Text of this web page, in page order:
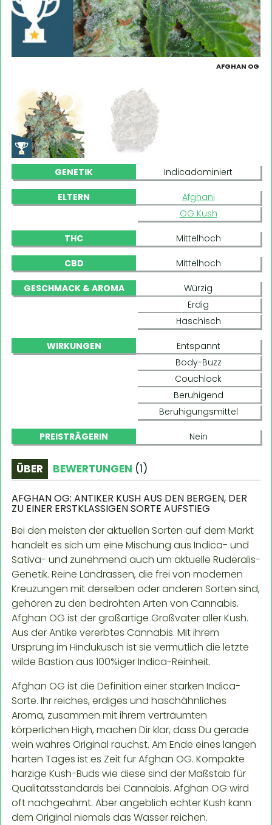
AFGHAN OG
GENETIK Indicadominiert
ELTERN
Afghani
OG Kush
THC Mittelhoch
CBD Mittelhoch
GESCHMACK & AROMA
Würzig
Erdig
Haschisch
WIRKUNGEN
Entspannt
Body-Buzz
Couchlock
Beruhigend
Beruhigungsmittel
PREISTRÄGERIN Nein
ÜBER BEWERTUNGEN (1)
AFGHAN OG: ANTIKER KUSH AUS DEN BERGEN, DER
ZU EINER ERSTKLASSIGEN SORTE AUFSTIEG
Bei den meisten der aktuellen Sorten auf dem Markt
handelt es sich um eine Mischung aus Indica- und
Sativa- und zunehmend auch um aktuelle Ruderalis-
Genetik. Reine Landrassen, die frei von modernen
Kreuzungen mit derselben oder anderen Sorten sind,
gehören zu den bedrohten Arten von Cannabis.
Afghan OG ist der großartige Großvater aller Kush.
Aus der Antike vererbtes Cannabis. Mit ihrem
Ursprung im Hindukusch ist sie vermutlich die letzte
wilde Bastion aus 100%iger Indica-Reinheit.
Afghan OG ist die Definition einer starken Indica-
Sorte. Ihr reiches, erdiges und haschähnliches
Aroma, zusammen mit ihrem verträumten
körperlichen High, machen Dir klar, dass Du gerade
wein wahres Original rauchst. Am Ende eines langen
harten Tages ist es Zeit für Afghan OG. Kompakte
harzige Kush-Buds wie diese sind der Maßstab für
Qualitätsstandards bei Cannabis. Afghan OG wird
oft nachgeahmt. Aber angeblich echter Kush kann
dem Original niemals das Wasser reichen.